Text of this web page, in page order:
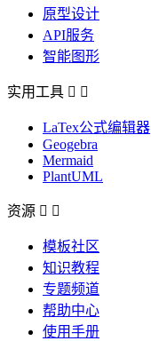
原型设计
API服务
智能图形
实用工具  
LaTex公式编辑器
Geogebra
Mermaid
PlantUML
资源  
模板社区
知识教程
专题频道
帮助中心
使用手册